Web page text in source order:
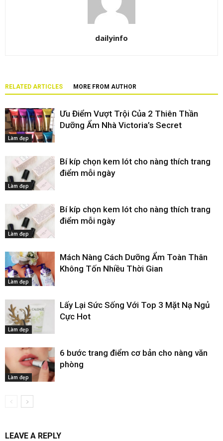
dailyinfo
RELATED ARTICLES MORE FROM AUTHOR
Làm đẹp
Ưu Điểm Vượt Trội Của 2 Thiên Thần
Dưỡng Ẩm Nhà Victoria’s Secret
Làm đẹp
Bí kíp chọn kem lót cho nàng thích trang
điểm mỗi ngày
Làm đẹp
Bí kíp chọn kem lót cho nàng thích trang
điểm mỗi ngày
Làm đẹp
Mách Nàng Cách Dưỡng Ẩm Toàn Thân
Không Tốn Nhiều Thời Gian
Làm đẹp
Lấy Lại Sức Sống Với Top 3 Mặt Nạ Ngủ
Cực Hot
Làm đẹp
6 bước trang điểm cơ bản cho nàng văn
phòng
LEAVE A REPLY